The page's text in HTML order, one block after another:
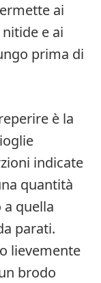
ai
e ai
prima di
è la
indicate
quantità
quella
parati.
lievemente
brodo